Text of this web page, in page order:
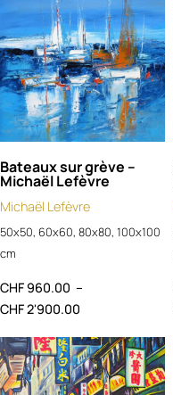
Bateaux sur grève –
Michaël Lefèvre
Michaël Lefèvre
50x50, 60x60, 80x80, 100x100
cm
CHF 960.00 –
CHF2'900.00